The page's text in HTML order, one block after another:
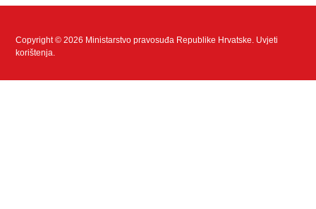
Copyright © 2026 Ministarstvo pravosuđa Republike Hrvatske. Uvjeti
korištenja.